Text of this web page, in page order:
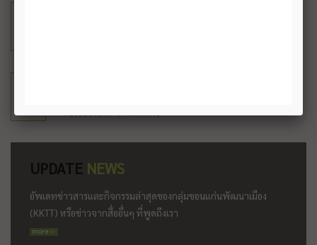
UPDATE NEWS
อัพเดทข่าวสารและกิจกรรมล่าสุดของกลุ่มขอนแก่นพัฒนาเมือง
(KKTT) หรือข่าวจากสื่ออื่นๆ ที่พูดถึงเรา